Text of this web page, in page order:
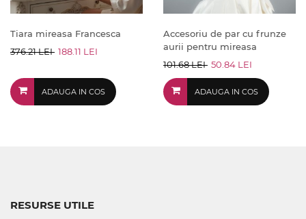
Tiara mireasa Francesca
376.21 LEI 188.11 LEI
ADAUGA IN COS
Accesoriu de par cu frunze
aurii pentru mireasa
101.68 LEI 50.84 LEI
ADAUGA IN COS
RESURSE UTILE